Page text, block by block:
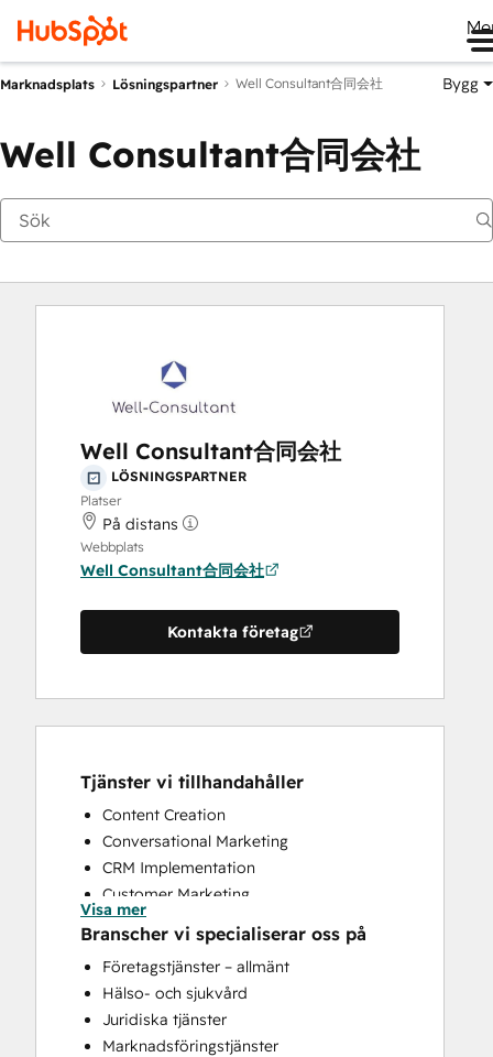
Marknadsplats Lösningspartner Well Consultant合同会社 Bygg
Well Consultant合同会社
Well Consultant合同会社
LÖSNINGSPARTNER
Platser
På distans
Webbplats
Well Consultant合同会社
Kontakta företag
Tjänster vi tillhandahåller
Content Creation
Conversational Marketing
CRM Implementation
Customer Marketing
Customer Survey and Analysis
Email Marketing
Full Inbound Marketing Services
Paid Advertising
Programmable Automation
Visa mer
Branscher vi specialiserar oss på
Företagstjänster – allmänt
Hälso- och sjukvård
Juridiska tjänster
Marknadsföringstjänster